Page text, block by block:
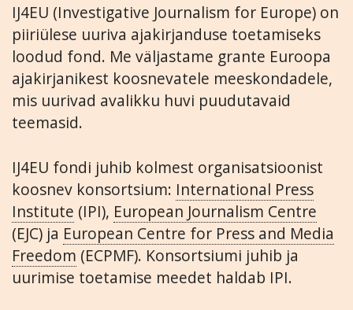
IJ4EU (Investigative Journalism for Europe) on
piiriülese uuriva ajakirjanduse toetamiseks
loodud fond. Me väljastame grante Euroopa
ajakirjanikest koosnevatele meeskondadele,
mis uurivad avalikku huvi puudutavaid
teemasid.
IJ4EU fondi juhib kolmest organisatsioonist
koosnev konsortsium: International Press
Institute (IPI), European Journalism Centre
(EJC) ja European Centre for Press and Media
Freedom (ECPMF). Konsortsiumi juhib ja
uurimise toetamise meedet haldab IPI.